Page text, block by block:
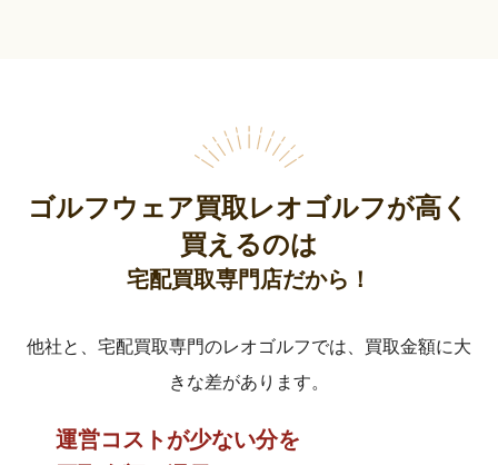
ゴルフウェア買取レオゴルフが高く
買えるのは
宅配買取専門店だから！
他社と、宅配買取専門のレオゴルフでは、買取金額に大
きな差があります。
運営コストが少ない分を